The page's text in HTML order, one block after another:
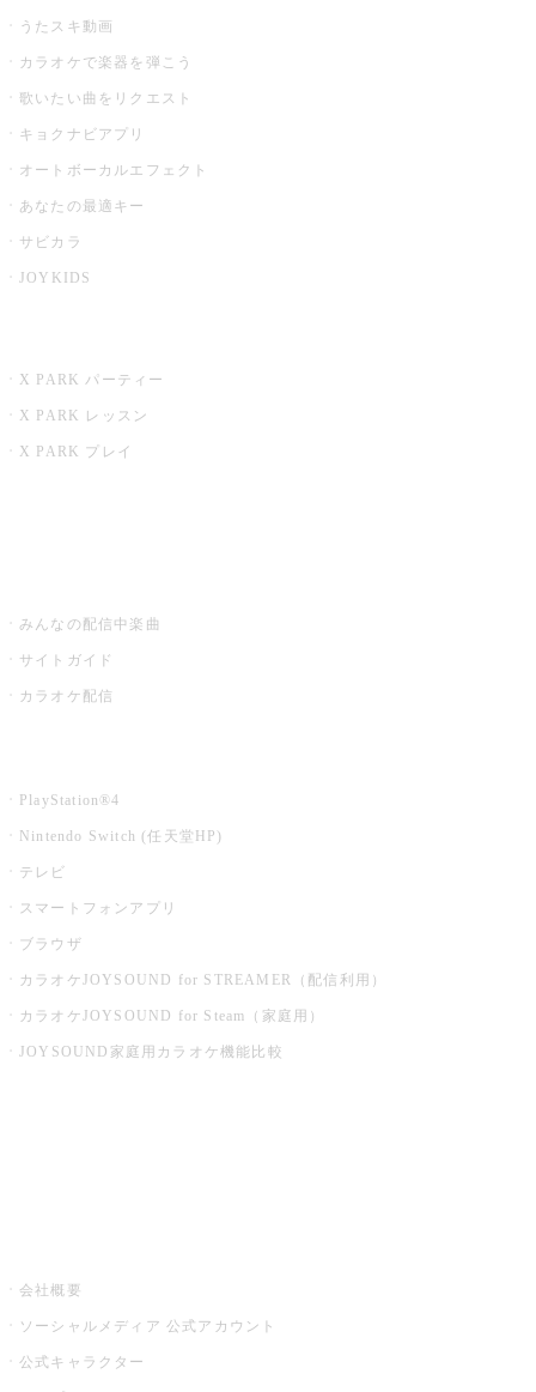
うたスキ動画
カラオケで楽器を弾こう
歌いたい曲をリクエスト
キョクナビアプリ
オートボーカルエフェクト
あなたの最適キー
サビカラ
JOYKIDS
X PARK パーティー
X PARK レッスン
X PARK プレイ
みんなの配信中楽曲
サイトガイド
カラオケ配信
PlayStation®4
Nintendo Switch (任天堂HP)
テレビ
スマートフォンアプリ
ブラウザ
カラオケJOYSOUND for STREAMER（配信利用）
カラオケJOYSOUND for Steam（家庭用）
JOYSOUND家庭用カラオケ機能比較
会社概要
ソーシャルメディア 公式アカウント
公式キャラクター